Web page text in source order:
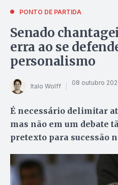
PONTO DE PARTIDA
Senado
erra ao se
personalismo
Italo Wolff 08 outubro
É necessário delimitar
mas não em um debate
pretexto para sucessão